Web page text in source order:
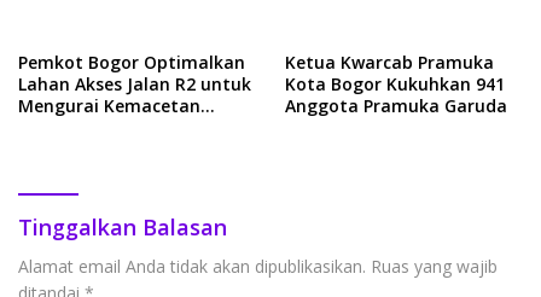
Pemkot Bogor Optimalkan
Lahan Akses Jalan R2 untuk
Mengurai Kemacetan
Ketua Kwarcab Pramuka
Kota Bogor Kukuhkan 941
Anggota Pramuka Garuda
Tinggalkan Balasan
Alamat email Anda tidak akan dipublikasikan. Ruas yang wajib